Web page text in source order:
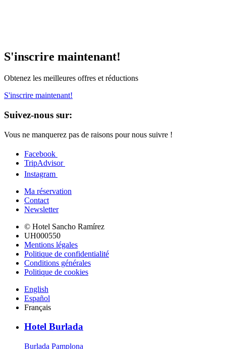
S'inscrire maintenant!
Obtenez les meilleures offres et réductions
S'inscrire maintenant!
Suivez-nous sur:
Vous ne manquerez pas de raisons pour nous suivre !
Facebook
TripAdvisor
Instagram
Ma réservation
Contact
Newsletter
© Hotel Sancho Ramírez
UH000550
Mentions légales
Politique de confidentialité
Conditions générales
Politique de cookies
English
Español
Français
Hotel Burlada
Burlada Pamplona